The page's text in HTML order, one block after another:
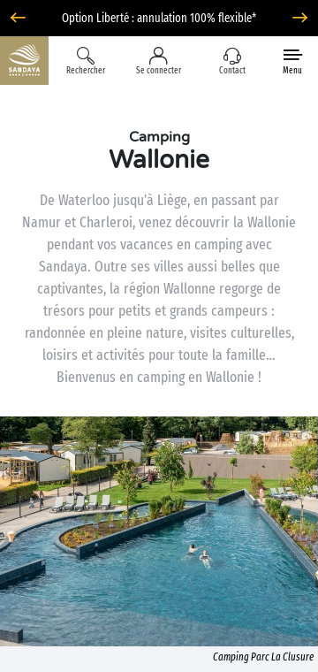
Option Liberté : annulation 100% flexible*
Rechercher Se connecter Contact Menu
Camping
Wallonie
De Waterloo jusqu’à Liège, en passant par
Namur et Charleroi, venez découvrir la Wallonie
pendant vos vacances en camping avec
Sandaya. Outre ses villes aussi belles que
captivantes, la région Wallonne regorge de
trésors pour petits et grands campeurs :
randonnée en pleine nature, visites culturelles,
loisirs et activités pour toute la famille…
Bienvenus en camping en Wallonie !
Camping Parc La Clusure